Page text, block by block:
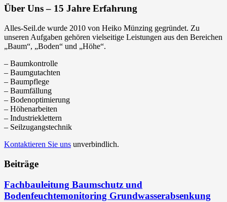
Über Uns – 15 Jahre Erfahrung
Alles-Seil.de wurde 2010 von Heiko Münzing gegründet. Zu
unseren Aufgaben gehören vielseitige Leistungen aus den Bereichen
„Baum“, „Boden“ und „Höhe“.
– Baumkontrolle
– Baumgutachten
– Baumpflege
– Baumfällung
– Bodenoptimierung
– Höhenarbeiten
– Industrieklettern
– Seilzugangstechnik
Kontaktieren Sie uns unverbindlich.
Beiträge
Fachbauleitung Baumschutz und
Bodenfeuchtemonitoring Grundwasserabsenkung